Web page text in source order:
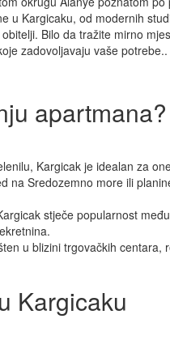
u Kargicaku, od modernih
Bilo da tražite mirno
zadovoljavaju vaše potrebe..
apartmana?
Kargicak je idealan za
na Sredozemno more ili
stječe popularnost
u blizini trgovačkih centara,
Kargicaku